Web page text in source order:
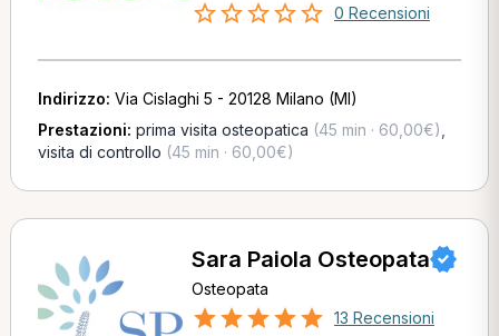
0 Recensioni
Indirizzo: Via Cislaghi 5 - 20128 Milano (MI)
Prestazioni: prima visita osteopatica (45 min · 60,00€)
visita di controllo (45 min · 60,00€)
Sara Paiola Osteopata
Osteopata
13 Recensioni